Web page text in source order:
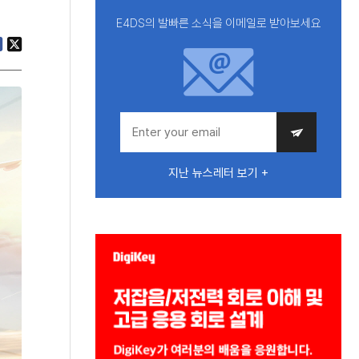
E4DS의 발빠른 소식을 이메일로 받아보세요
지난 뉴스레터 보기 +